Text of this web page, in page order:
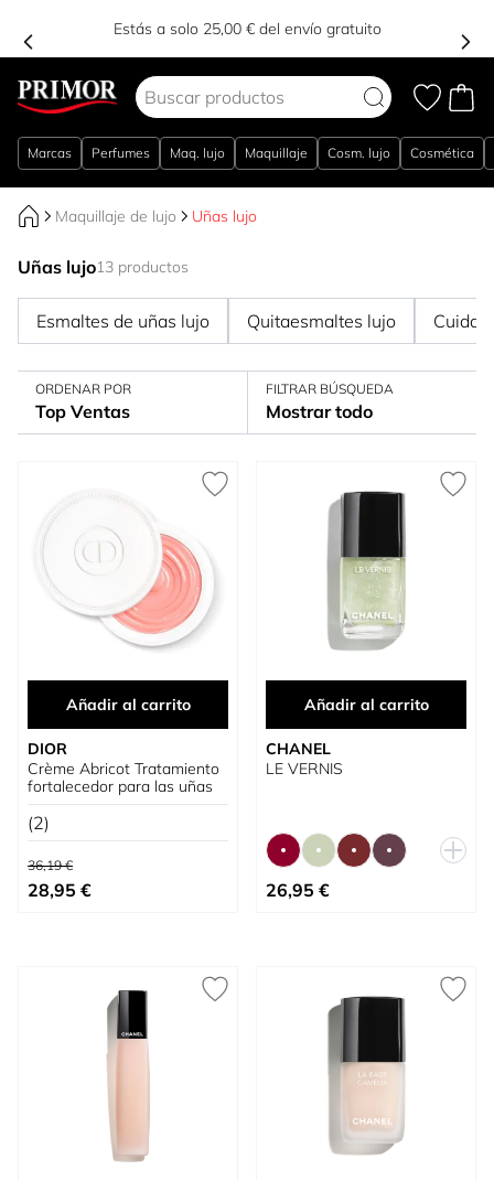
Estás a solo 25,00 € del envío gratuito
Marcas Perfumes Maq. lujo Maquillaje Cosm. lujo Cosmética
Maquillaje de lujo Uñas lujo
Uñas lujo13 productos
Esmaltes de uñas lujo Quitaesmaltes lujo
ORDENAR POR
Top Ventas
FILTRAR BÚSQUEDA
Mostrar todo
Añadir al carrito
DIOR
Crème Abricot Tratamiento
fortalecedor para las uñas
(2)
Precio habitual
36,19 €
Precio especial
28,95 €
Añadir al carrito
CHANEL
LE VERNIS
Tan bajo como
26,95 €